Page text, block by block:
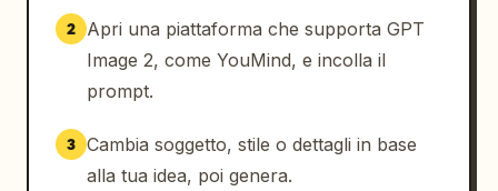
2
Apri una piattaforma che supporta GPT
Image 2, come YouMind, e incolla il
prompt.
3 Cambia soggetto, stile o dettagli in base
alla tua idea, poi genera.